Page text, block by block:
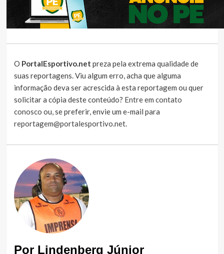
O PortalEsportivo.net preza pela extrema qualidade de
suas reportagens. Viu algum erro, acha que alguma
informação deva ser acrescida à esta reportagem ou quer
solicitar a cópia deste conteúdo? Entre em contato
conosco ou, se preferir, envie um e-mail para
reportagem@portalesportivo.net.
Por Lindenberg Júnior